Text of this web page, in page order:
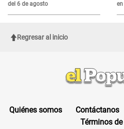
del 6 de agosto
Regresar al inicio
Quiénes somos Contáctanos
Términos